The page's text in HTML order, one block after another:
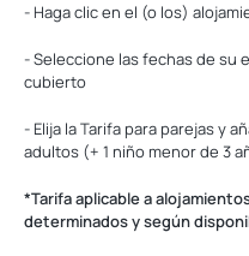
- Haga clic en el (o los)
- Seleccione las fechas de su
cubierto
- Elija la Tarifa para parejas y
adultos (+ 1 niño menor de 3
*Tarifa aplicable a
determinados y según